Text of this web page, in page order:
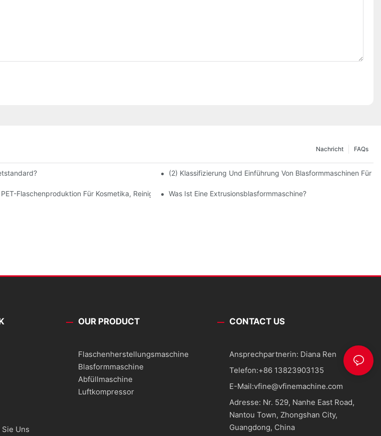
FAQs
Nachricht
(2) Klassifizierung Und Einführung Von Blasformmaschinen Für
Flaschenproduktion Für Kosmetika, Reinigungsmittel Und Medikamente
Was Ist Eine Extrusionsblasformmaschine?
Uns
OUR PRODUCT
Flaschenherstellungsmaschine
Blasformmaschine
Abfüllmaschine
Luftkompressor
CONTACT US
Ansprechpartnerin: Diana Ren
Telefon:+86 13823903135
E-Mail:vfine@vfinemachine.com
Adresse: Nr. 529, Nanhe East Road,
Nantou Town, Zhongshan City,
Guangdong, China